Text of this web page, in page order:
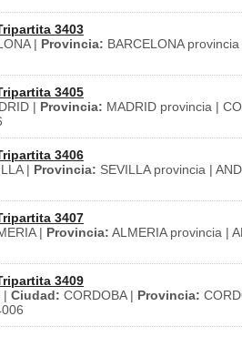
3403
| Provincia: BARCELONA
3405
| Provincia: MADRID provincia |
3406
| Provincia: SEVILLA provincia |
3407
| Provincia: ALMERIA provincia |
3409
| Ciudad: CORDOBA | Provincia: